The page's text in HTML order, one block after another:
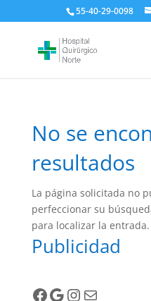
55-40-29-0098
No se
resultados
La página solicitada no
perfeccionar su
para localizar la entrada.
Publicidad
Facebook
Google
Instagram
Correo